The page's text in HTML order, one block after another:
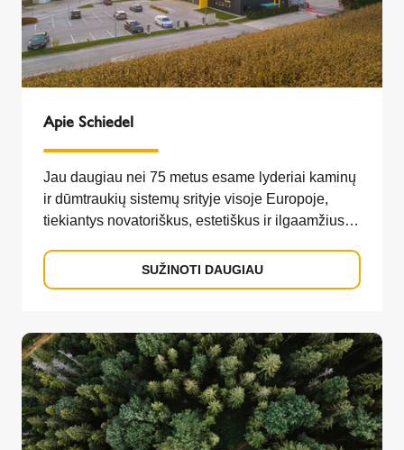
Apie Schiedel
Jau daugiau nei 75 metus esame lyderiai kaminų
ir dūmtraukių sistemų srityje visoje Europoje,
tiekiantys novatoriškus, estetiškus ir ilgaamžius
SUŽINOTI DAUGIAU